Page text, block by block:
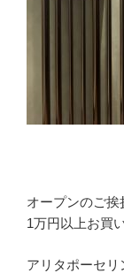
オープンのご挨
1万円以上お買
アリタポーセ